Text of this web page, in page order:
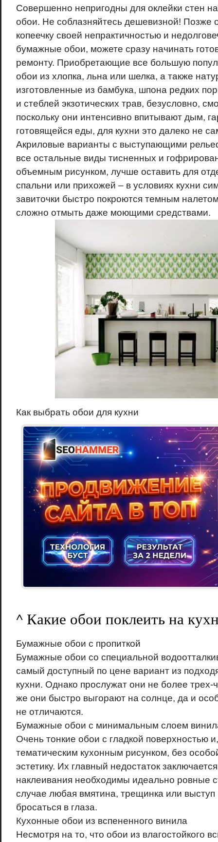
Совершенно непригодны для оклейки стен
обои. Не соблазняйтесь дешевизной! Позже
копеечку своей непрактичностью и
бумажные обои, можете сразу начинать
ремонту. Приобретающие все большую
обои из хлопка, льна или шелка, а также
изготовленные из бамбука, шпона редких
и стеблей экзотических трав, безусловно,
поскольку они интенсивно впитывают дым,
готовящейся еды, для кухни это далеко не
Акриловые варианты с выступающими
все остальные виды тисненных и
объемным рисунком, лучше оставить для
спальни или прихожей – в условиях кухни
завиточки быстро покроются темным
сложно отмыть даже моющими средствами.
Как выбрать обои для кухни
^ Какие обои поклеить на
Бумажные обои с пропиткой
Бумажные обои со специальной
самый доступный по цене вариант из
кухни. Однако прослужат они не более трех-
же они быстро выгорают на солнце, да и
не отличаются.
Бумажные обои с минимальным слоем
Очень тонкие обои с гладкой поверхностью
тематическим кухонным рисунком, без
эстетику. Их главный недостаток
наклеивания необходимы идеально ровные
случае любая вмятина, трещинка или выступ
бросаться в глаза.
Кухонные обои из вспененного винила
Несмотря на то, что обои из влагостойкого